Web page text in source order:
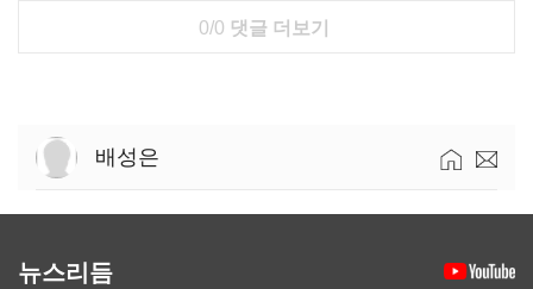
0/0 댓글 더보기
배성은
뉴스리듬